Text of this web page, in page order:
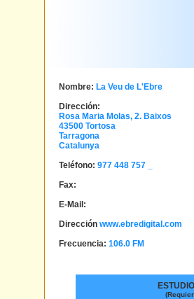
Nombre: La Veu de L'Ebre
Dirección:
Rosa Maria Molas, 2. Baixos
43500 Tortosa
Tarragona
Catalunya
Teléfono: 977 448 757 _
Fax:
E-Mail:
Dirección www.ebredigital.com
Frecuencia: 106.0 FM